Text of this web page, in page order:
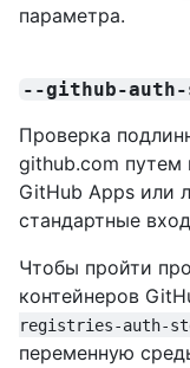
параметра.
--github-
Проверка
github.com путем
GitHub Apps или
стандартные
Чтобы пройти
контейнеров
registries-auth-
переменную